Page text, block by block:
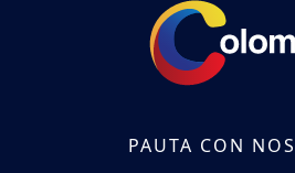
PAUTA CON